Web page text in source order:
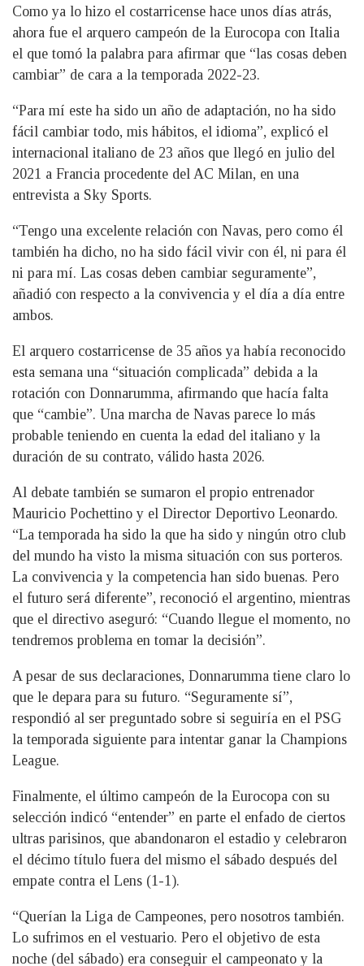
Como ya lo hizo el costarricense hace unos días atrás,
ahora fue el arquero campeón de la Eurocopa con Italia
el que tomó la palabra para afirmar que “las cosas deben
cambiar” de cara a la temporada 2022-23.
“Para mí este ha sido un año de adaptación, no ha sido
fácil cambiar todo, mis hábitos, el idioma”, explicó el
internacional italiano de 23 años que llegó en julio del
2021 a Francia procedente del AC Milan, en una
entrevista a Sky Sports.
“Tengo una excelente relación con Navas, pero como él
también ha dicho, no ha sido fácil vivir con él, ni para él
ni para mí. Las cosas deben cambiar seguramente”,
añadió con respecto a la convivencia y el día a día entre
ambos.
El arquero costarricense de 35 años ya había reconocido
esta semana una “situación complicada” debida a la
rotación con Donnarumma, afirmando que hacía falta
que “cambie”. Una marcha de Navas parece lo más
probable teniendo en cuenta la edad del italiano y la
duración de su contrato, válido hasta 2026.
Al debate también se sumaron el propio entrenador
Mauricio Pochettino y el Director Deportivo Leonardo.
“La temporada ha sido la que ha sido y ningún otro club
del mundo ha visto la misma situación con sus porteros.
La convivencia y la competencia han sido buenas. Pero
el futuro será diferente”, reconoció el argentino, mientras
que el directivo aseguró: “Cuando llegue el momento, no
tendremos problema en tomar la decisión”.
A pesar de sus declaraciones, Donnarumma tiene claro lo
que le depara para su futuro. “Seguramente sí”,
respondió al ser preguntado sobre si seguiría en el PSG
la temporada siguiente para intentar ganar la Champions
League.
Finalmente, el último campeón de la Eurocopa con su
selección indicó “entender” en parte el enfado de ciertos
ultras parisinos, que abandonaron el estadio y celebraron
el décimo título fuera del mismo el sábado después del
empate contra el Lens (1-1).
“Querían la Liga de Campeones, pero nosotros también.
Lo sufrimos en el vestuario. Pero el objetivo de esta
noche (del sábado) era conseguir el campeonato y la